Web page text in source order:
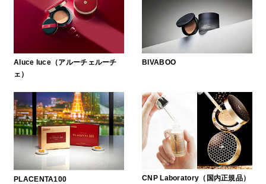
Aluce luce（アルーチェルーチ
ェ）
BIVABOO
PLACENTA100 CNP Laboratory（国内正規品）